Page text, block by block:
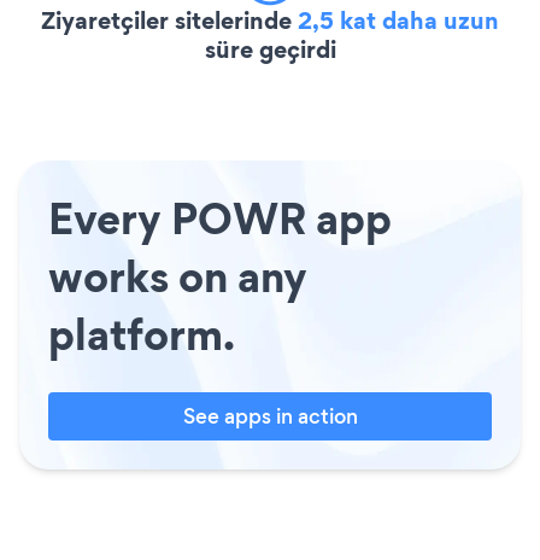
Ziyaretçiler sitelerinde2,5 kat daha uzun
süre geçirdi
Every POWR app
works on any
platform.
See apps in action